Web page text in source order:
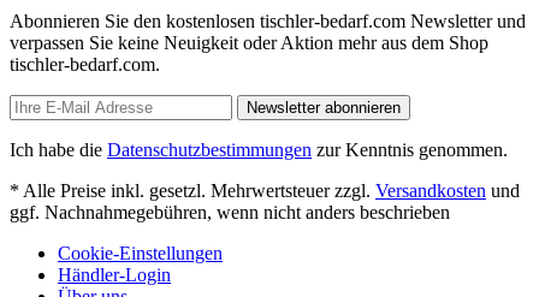
Abonnieren Sie den kostenlosen tischler-bedarf.com Newsletter und
verpassen Sie keine Neuigkeit oder Aktion mehr aus dem Shop
tischler-bedarf.com.
Newsletter abonnieren
Ich habe die Datenschutzbestimmungen zur Kenntnis genommen.
* Alle Preise inkl. gesetzl. Mehrwertsteuer zzgl. Versandkosten und
ggf. Nachnahmegebühren, wenn nicht anders beschrieben
Cookie-Einstellungen
Händler-Login